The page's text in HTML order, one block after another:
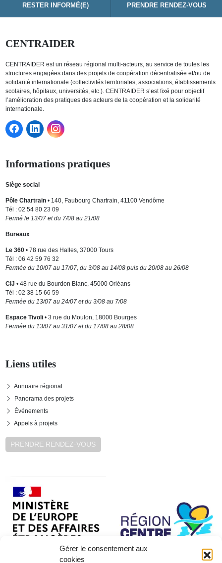
Gérer le consentement aux
cookies
RESTER INFORMÉ(E) PRENDRE RENDEZ-VOUS
CENTRAIDER
CENTRAIDER est un réseau régional multi-acteurs, au service de toutes les
structures engagées dans des projets de coopération décentralisée et/ou de
solidarité internationale (collectivités territoriales, associations, établissements
scolaires, hôpitaux, universités, etc.). CENTRAIDER s’est fixé pour objectif
l’amélioration des pratiques des acteurs de la coopération et la solidarité
internationale.
Informations pratiques
Siège social
Pôle Chartrain• 140, Faubourg Chartrain, 41100 Vendôme
Tél : 02 54 80 23 09
Fermé le 13/07 et du 7/08 au 21/08
Bureaux
Le 360• 78 rue des Halles, 37000 Tours
Tél : 06 42 59 76 32
Fermée du 10/07 au 17/07, du 3/08 au 14/08 puis du 20/08 au 26/08
CIJ • 48 rue du Bourdon Blanc, 45000 Orléans
Tél : 02 38 15 66 59
Fermée du 13/07 au 24/07 et du 3/08 au 7/08
Espace Tivoli• 3 rue du Moulon, 18000 Bourges
Fermée du 13/07 au 31/07 et du 17/08 au 28/08
Liens utiles
Annuaire régional
Panorama des projets
Événements
Appels à projets
PRENDRE RENDEZ-VOUS